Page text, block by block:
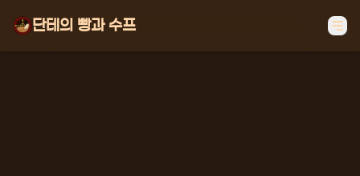
단테의 빵과 수프